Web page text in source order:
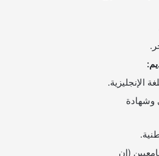
وشهادة
(إن